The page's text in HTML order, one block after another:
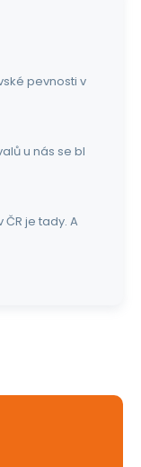
pevnosti v
u nás se bl
je tady. A